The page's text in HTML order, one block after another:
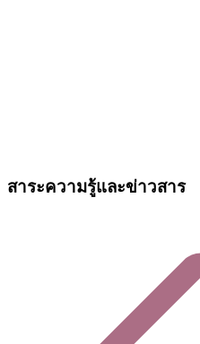
สาระความรู้และข่าวสาร